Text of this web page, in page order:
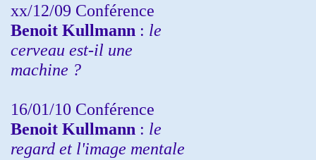
xx/12/09 Conférence
Benoit Kullmann : le
cerveau est-il une
machine ?
16/01/10 Conférence
Benoit Kullmann : le
regard et l'image mentale